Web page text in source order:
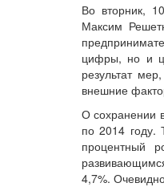
Во вторник,
Максим
цифры, но и
результат
внешние
О сохранении
по 2014 году.
процентный
4,7%.